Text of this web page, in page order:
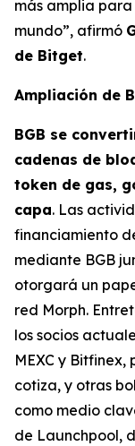
más amplia para
mundo”, afirmó
de Bitget.
Ampliación de
BGB se
cadenas de
token de gas,
capa. Las
financiamiento
mediante BGB
otorgará un
red Morph.
los socios
MEXC y
cotiza, y otras
como medio
de Launchpool,